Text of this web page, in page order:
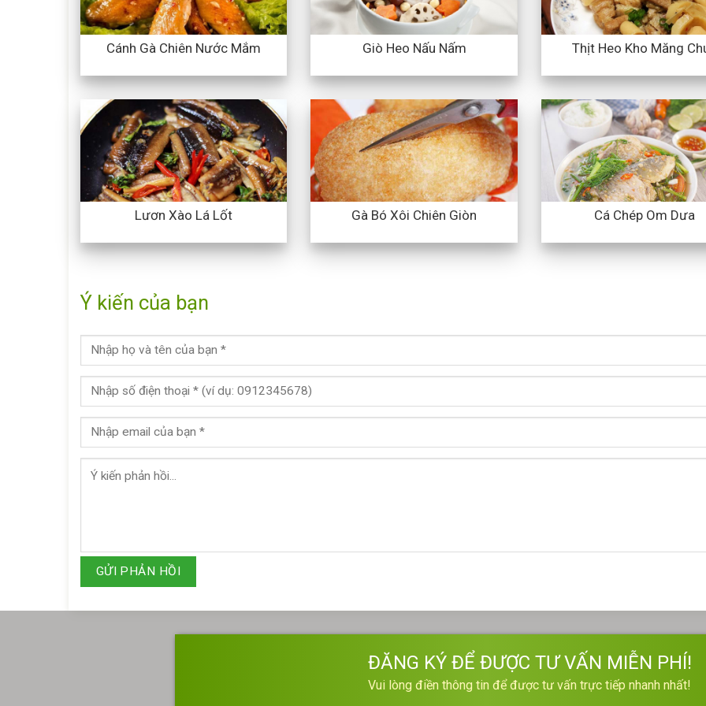
Cánh Gà Chiên Nước Mắm Giò Heo Nấu Nấm Thịt Heo Kho Măng
Lươn Xào Lá Lốt Gà Bó Xôi Chiên Giòn Cá Chép Om Dưa
Ý kiến của bạn
GỬI PHẢN HỒI
ĐĂNG KÝ ĐỂ ĐƯỢC TƯ VẤN MIỄN PHÍ!
Vui lòng điền thông tin để được tư vấn trực tiếp nhanh nhất!